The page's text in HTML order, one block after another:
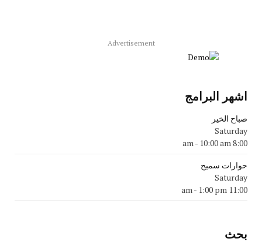
Advertisement
اشهر البرامج
صباح الخير
Saturday
8:00 am
- 10:00 am
حوارات سميح
Saturday
11:00 am
- 1:00 pm
بحث